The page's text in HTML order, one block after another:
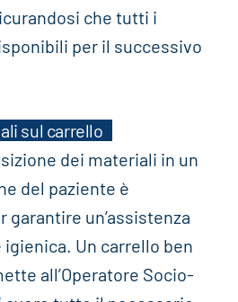
che tutti i
per il successivo
sul carrello
dei materiali in un
del paziente è
garantire un’assistenza
Un carrello ben
all’Operatore Socio-